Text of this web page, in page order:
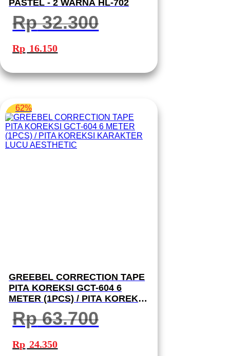
PASTEL - 2 WARNA HL-702
Rp32.300
Harga
aslinya
adalah:
Rp 16.150ini
62%
GREEBEL CORRECTION TAPE
PITA KOREKSI GCT-604 6
METER (1PCS) / PITA KOREKSI
KARAKTER LUCU AESTHETIC
Rp63.700
Harga
aslinya
adalah:
Rp 24.350ini